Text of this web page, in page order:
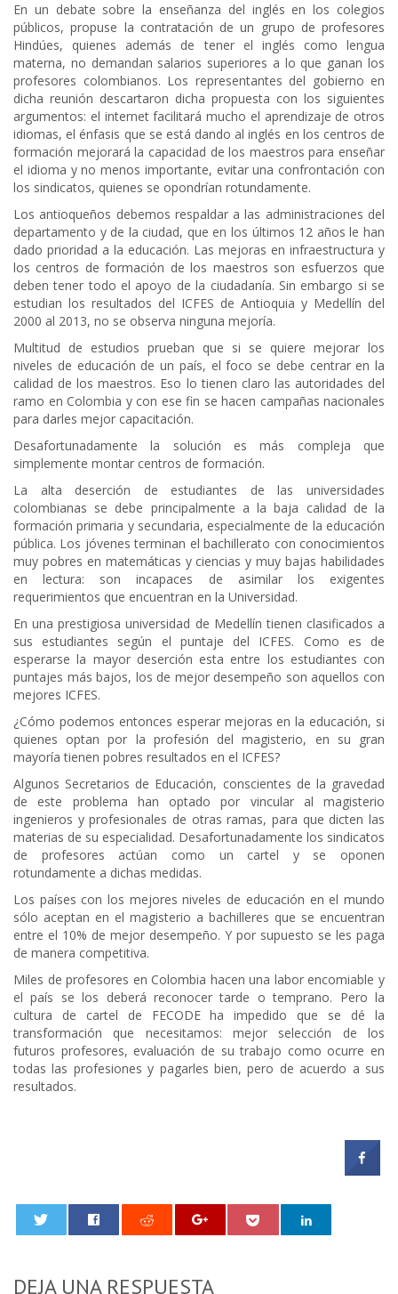
En un debate sobre la enseñanza del inglés en los colegios
públicos, propuse la contratación de un grupo de profesores
Hindúes, quienes además de tener el inglés como lengua
materna, no demandan salarios superiores a lo que ganan los
profesores colombianos. Los representantes del gobierno en
dicha reunión descartaron dicha propuesta con los siguientes
argumentos: el internet facilitará mucho el aprendizaje de otros
idiomas, el énfasis que se está dando al inglés en los centros de
formación mejorará la capacidad de los maestros para enseñar
el idioma y no menos importante, evitar una confrontación con
los sindicatos, quienes se opondrían rotundamente.
Los antioqueños debemos respaldar a las administraciones del
departamento y de la ciudad, que en los últimos 12 años le han
dado prioridad a la educación. Las mejoras en infraestructura y
los centros de formación de los maestros son esfuerzos que
deben tener todo el apoyo de la ciudadanía. Sin embargo si se
estudian los resultados del ICFES de Antioquia y Medellín del
2000 al 2013, no se observa ninguna mejoría.
Multitud de estudios prueban que si se quiere mejorar los
niveles de educación de un país, el foco se debe centrar en la
calidad de los maestros. Eso lo tienen claro las autoridades del
ramo en Colombia y con ese fin se hacen campañas nacionales
para darles mejor capacitación.
Desafortunadamente la solución es más compleja que
simplemente montar centros de formación.
La alta deserción de estudiantes de las universidades
colombianas se debe principalmente a la baja calidad de la
formación primaria y secundaria, especialmente de la educación
pública. Los jóvenes terminan el bachillerato con conocimientos
muy pobres en matemáticas y ciencias y muy bajas habilidades
en lectura: son incapaces de asimilar los exigentes
requerimientos que encuentran en la Universidad.
En una prestigiosa universidad de Medellín tienen clasificados a
sus estudiantes según el puntaje del ICFES. Como es de
esperarse la mayor deserción esta entre los estudiantes con
puntajes más bajos, los de mejor desempeño son aquellos con
mejores ICFES.
¿Cómo podemos entonces esperar mejoras en la educación, si
quienes optan por la profesión del magisterio, en su gran
mayoría tienen pobres resultados en el ICFES?
Algunos Secretarios de Educación, conscientes de la gravedad
de este problema han optado por vincular al magisterio
ingenieros y profesionales de otras ramas, para que dicten las
materias de su especialidad. Desafortunadamente los sindicatos
de profesores actúan como un cartel y se oponen
rotundamente a dichas medidas.
Los países con los mejores niveles de educación en el mundo
sólo aceptan en el magisterio a bachilleres que se encuentran
entre el 10% de mejor desempeño. Y por supuesto se les paga
de manera competitiva.
Miles de profesores en Colombia hacen una labor encomiable y
el país se los deberá reconocer tarde o temprano. Pero la
cultura de cartel de FECODE ha impedido que se dé la
transformación que necesitamos: mejor selección de los
futuros profesores, evaluación de su trabajo como ocurre en
todas las profesiones y pagarles bien, pero de acuerdo a sus
resultados.
DEJA UNA RESPUESTA